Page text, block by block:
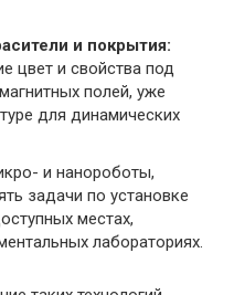
и покрытия:
цвет и свойства под
полей, уже
для динамических
и нанороботы,
задачи по установке
местах,
лабораториях.